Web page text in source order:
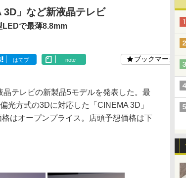
」など新液晶テレビ
LEDで最薄8.8mm
はてブ note ブックマーク
テレビの新製品5モデルを発表した。最
光方式の3Dに対応した「CINEMA 3D」
はオープンプライス。店頭予想価格は下